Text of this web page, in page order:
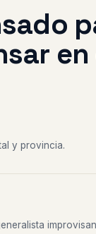
en
y provincia.